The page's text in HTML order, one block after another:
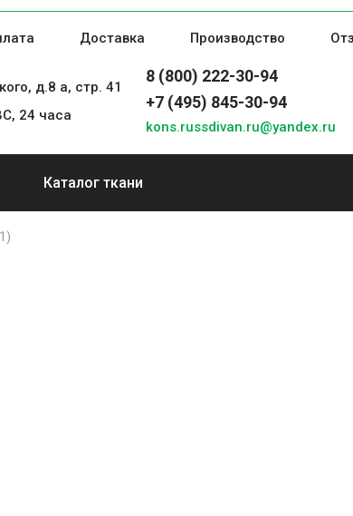
Доставка Производство
д.8 а, стр. 41
24 часа
8 (800) 222-30-94
+7 (495) 845-30-94
kons.russdivan.ru@yandex.ru
Каталог ткани